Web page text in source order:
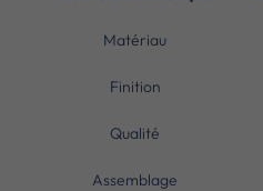
Matériau
Finition
Qualité
Assemblage